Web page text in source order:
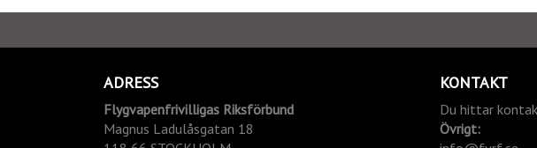
ADRESS
Flygvapenfrivilligas Riksförbund
Magnus Ladulåsgatan 18
KONTAKT
Du hittar
Övrigt: